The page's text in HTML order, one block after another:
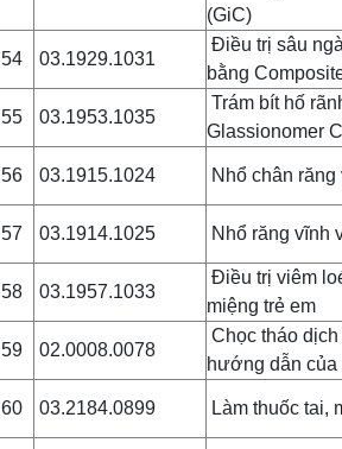
(GiC)
54 03.1929.1031
Điều trị sâu
bằng
55 03.1953.1035
Trám bít hố
Glassionomer
56 03.1915.1024 Nhổ chân
57 03.1914.1025 Nhổ răng vĩnh
58 03.1957.1033
Điều trị viêm
miệng trẻ em
59 02.0008.0078
Chọc tháo
hướng dẫn
60 03.2184.0899 Làm thuốc tai,